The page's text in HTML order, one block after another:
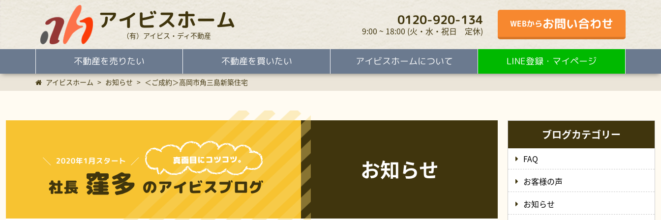
アイビスホーム
（有）アイビス・ディ不動産
0120-920-134
9:00 ~ 18:00 (火・水・祝日 定休)
WEBからお問い合わせ
不動産を売りたい 不動産を買いたい アイビスホームについて LINE登録・マイページ
アイビスホーム > お知らせ > ＜ご成約＞高岡市角三島新築住宅
お知らせ
ブログカテゴリー
FAQ
お客様の声
お知らせ